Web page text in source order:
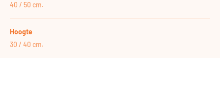
40 / 50 cm.
Hoogte
30 / 40 cm.